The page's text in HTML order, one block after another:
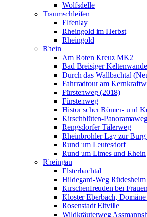
Wolfsdelle
Traumschleifen
Elfenlay
Rheingold im Herbst
Rheingold
Rhein
Am Roten Kreuz MK2
Bad Breisiger
Durch das Wallbachtal
Fahrradtour am
Fürstenweg (2018)
Fürstenweg
Historischer Römer- und
Kirschblüten-
Rengsdorfer Tälerweg
Rheinbrohler Lay zur Burg
Rund um Leutesdorf
Rund um Limes und Rhein
Rheingau
Elsterbachtal
Hildegard-Weg Rüdesheim
Kirschenfreuden bei
Kloster Eberbach,
Rosenstadt Eltville
Wildkräuterweg